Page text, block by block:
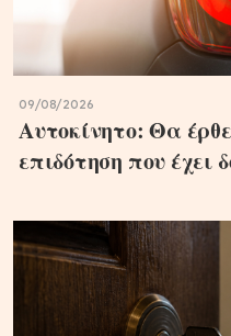
09/08/2026
Αυτοκίνητο: Θα
επιδότηση που έχει